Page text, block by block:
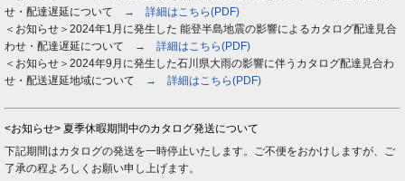
せ・配達遅延について
→ 詳細はこちら(PDF)
＜お知らせ＞2024年1月に発生した 能登半島地震の影響によるカタログ配達見合
わせ・配達遅延について
→ 詳細はこちら(PDF)
＜お知らせ＞2024年9月に発生した石川県大雨の影響に伴うカタログ配達見合わ
せ・配送遅延地域について
→ 詳細はこちら(PDF)
<お知らせ> 夏季休暇期間中のカタログ発送について
下記期間はカタログの発送を一時停止いたします。ご不便をおかけしますが、ご
了承の程よろしくお願い申し上げます。